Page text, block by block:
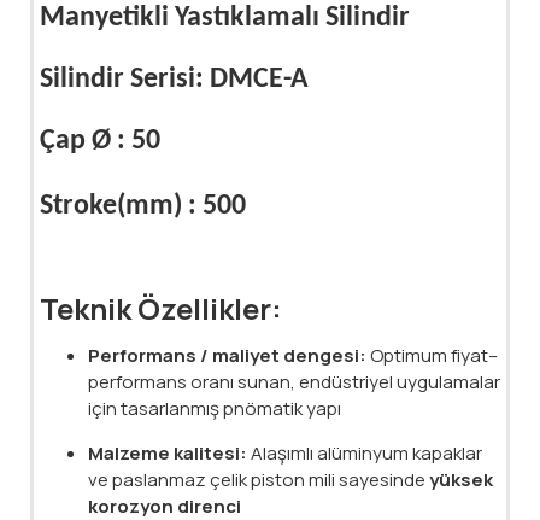
Manyetikli Yastıklamalı Silindir
Silindir Serisi: DMCE-A
Çap Ø : 50
Stroke(mm) : 500
Teknik Özellikler:
Performans / maliyet dengesi: Optimum fiyat–
performans oranı sunan, endüstriyel uygulamalar
için tasarlanmış pnömatik yapı
Malzeme kalitesi: Alaşımlı alüminyum kapaklar
ve paslanmaz çelik piston mili sayesindeyüksek
korozyon direnci